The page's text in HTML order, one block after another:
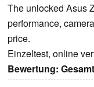
The unlocked Asus
performance,
price.
Einzeltest, online
Bewertung: Gesamt